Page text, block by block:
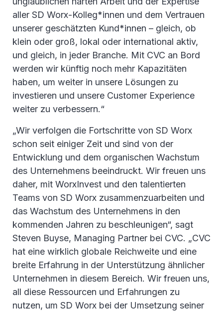
aller SD Worx-Kolleg*innen und dem Vertrauen
unserer geschätzten Kund*innen – gleich, ob
klein oder groß, lokal oder international aktiv,
und gleich, in jeder Branche. Mit CVC an Bord
werden wir künftig noch mehr Kapazitäten
haben, um weiter in unsere Lösungen zu
investieren und unsere Customer Experience
weiter zu verbessern.“
„Wir verfolgen die Fortschritte von SD Worx
schon seit einiger Zeit und sind von der
Entwicklung und dem organischen Wachstum
des Unternehmens beeindruckt. Wir freuen uns
daher, mit WorxInvest und den talentierten
Teams von SD Worx zusammenzuarbeiten und
das Wachstum des Unternehmens in den
kommenden Jahren zu beschleunigen“, sagt
Steven Buyse, Managing Partner bei CVC. „CVC
hat eine wirklich globale Reichweite und eine
breite Erfahrung in der Unterstützung ähnlicher
Unternehmen in diesem Bereich. Wir freuen uns,
all diese Ressourcen und Erfahrungen zu
nutzen, um SD Worx bei der Umsetzung seiner